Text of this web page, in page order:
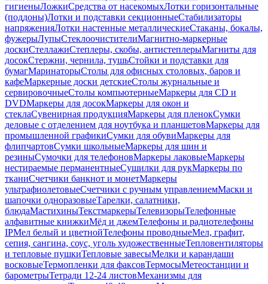
гигиеныЛожкиСредства от насекомыхЛотки горизонтальные
(поддоны)Лотки и подставки секционныеСтабилизаторы
напряженияЛотки настенные металлическиеСтаканы, бокалы,
фужерыЛупыСтеклоочистителиМагнитно-маркерные
доскиСтеллажиСтеплеры, скобы, антистеплерыМагниты для
досокСтержни, чернила, тушьСтойки и подставки для
бумагМаринаторыСтолы для офисных столовых, баров и
кафеМаркерные доски детскиеСтолы журнальные и
сервировочныеСтолы компьютерныеМаркеры для CD и
DVDМаркеры для досокМаркеры для окон и
стеклаСувенирная продукцияМаркеры для пленокСумки
деловые с отделением для ноутбука и планшетовМаркеры для
промышленной графикиСумки для обувиМаркеры для
флипчартовСумки школьныеМаркеры для шин и
резиныСумочки для телефоновМаркеры лаковыеМаркеры
нестираемые перманентныеСушилки для рукМаркеры по
тканиСчетчики банкнот и монетМаркеры
ультрафиолетовыеСчетчики с ручным управлениемМаски и
шапочки одноразовыеТарелки, салатники,
блюдаМастихиныТекстмаркерыТелевизорыТелефонные
алфавитные книжкиМёд и джемТелефоны и радиотелефоны
IPМел белый и цветнойТелефоны проводныеМел, графит,
сепия, сангина, соус, уголь художественныеТепловентиляторы
и тепловые пушкиТепловые завесыМелки и карандаши
восковыеТермопленки для факсовТермосыМетеостанции и
барометрыТетради 12-24 листовМеханизмы для